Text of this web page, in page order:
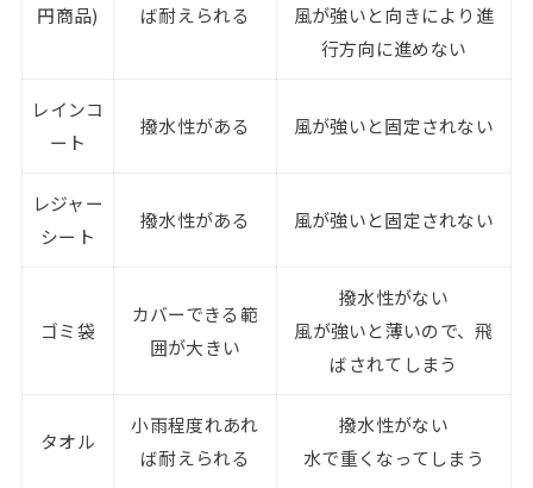
円商品)
ば耐えられる
風が強いと向きにより進
行方向に進めない
レインコ
ート
撥水性がある 風が強いと固定されない
レジャー
シート
撥水性がある 風が強いと固定されない
ゴミ袋
カバーできる範
囲が大きい
撥水性がない
風が強いと薄いので、飛
ばされてしまう
タオル
小雨程度れあれ
ば耐えられる
撥水性がない
水で重くなってしまう